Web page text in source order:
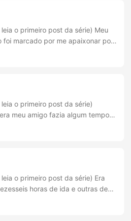
eu. Não me lembro de detalhes do
rapidamente....
o primeiro post da série) Meu
foi marcado por me apaixonar por
melhor, todos os homens que
regra de sobrevivência,
me envolveria com alguém
conhecemos, ele era solteiro....
o primeiro post da série)
meu amigo fazia algum tempo
que eu e estava no último ano
“pegar geral”. O problema não
era que todas as meninas com
como brinquedos....
o primeiro post da série) Era
horas de ida e outras de
melhor amiga e ficamos na